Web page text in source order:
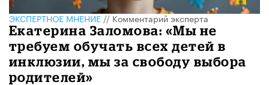
ЭКСПЕРТНОЕ МНЕНИЕ//Комментарий эксперта
Екатерина Заломова: «Мы не
требуем обучать всех детей в
инклюзии, мы за свободу выбора
родителей»